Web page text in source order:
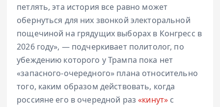
петлять, эта история все равно может
обернуться для них звонкой электоральной
пощечиной на грядущих выборах в Конгресс в
2026 году», — подчеркивает политолог, по
убеждению которого у Трампа пока нет
«запасного-очередного» плана относительно
того, каким образом действовать, когда
россияне его в очередной раз«кинут» с